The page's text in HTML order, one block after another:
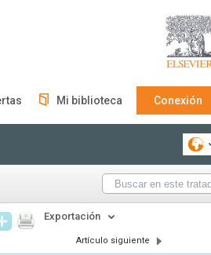
Mi biblioteca Conexión
Exportación
Artículo siguiente